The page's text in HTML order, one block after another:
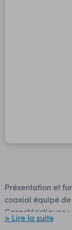
Présentation et
coaxial équipé de
Caractéristiques : Impédance: 50 Ω Longueur: 1 m Tension
d'utilisation maxi: 33 Vac/70
> Lire la suite